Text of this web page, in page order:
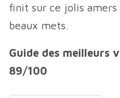
finit sur ce jolis amers
beaux mets.
Guide des meilleurs
89/100